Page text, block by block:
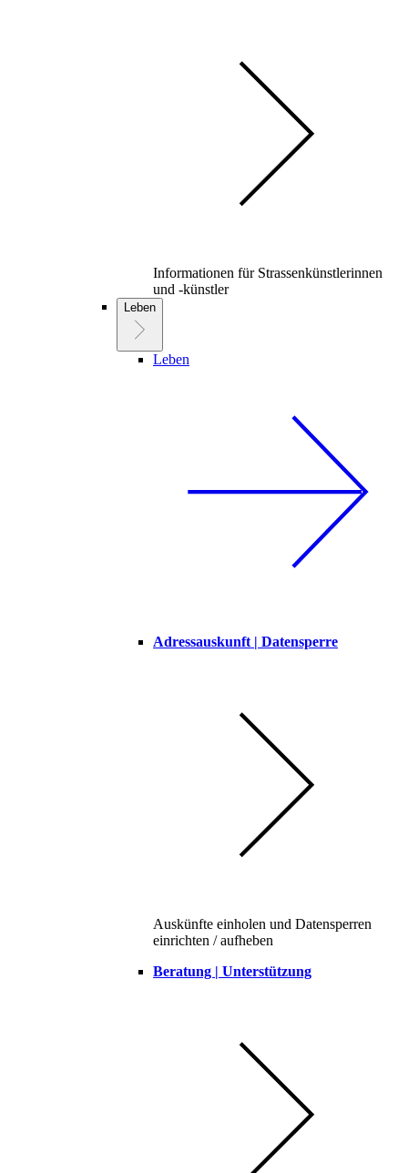
Informationen für Strassenkünstlerinnen
und -künstler
Leben
Leben
Adressauskunft | Datensperre
Auskünfte einholen und Datensperren
einrichten / aufheben
Beratung | Unterstützung